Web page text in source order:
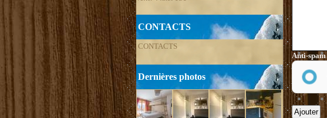
CONTACTS
CONTACTS
Dernières photos
Anti-spam